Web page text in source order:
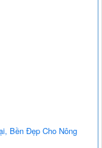
Bền Đẹp Cho Nông